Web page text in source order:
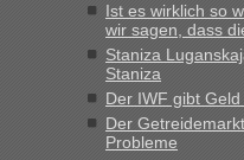
Ist es wirklich so
wir sagen, dass
Staniza
Staniza
Der IWF gibt
Der
Probleme